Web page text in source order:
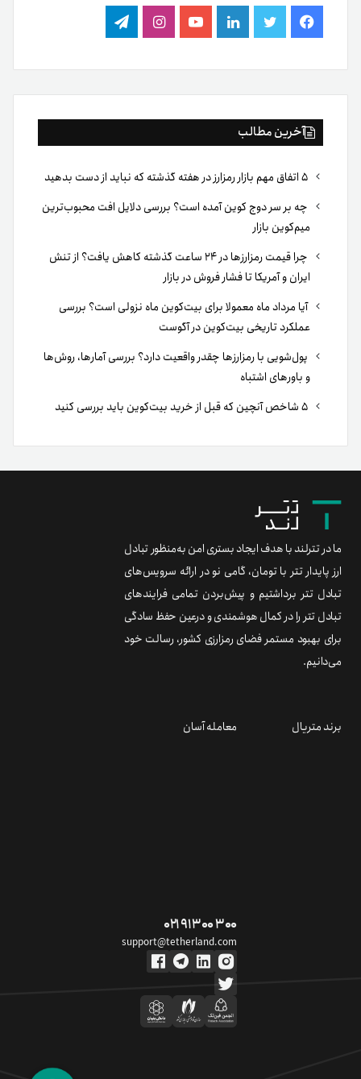
فیس
بوک
توییتر لینکدینیوتیوباینستاگرام
تلگرام
آخرین مطالب
چه بر سر دوج کوین آمده است؟ بررسی دلایل افت محبوب‌ترین
میم‌کوین بازار
چرا قیمت رمزارزها در ۲۴ ساعت گذشته کاهش یافت؟ از تنش
ایران و آمریکا تا فشار فروش در بازار
آیا مرداد ماه معمولا برای بیت‌کوین ماه نزولی است؟ بررسی
عملکرد تاریخی بیت‌کوین در آگوست
پول‌شویی با رمزارزها چقدر واقعیت دارد؟ بررسی آمارها، روش‌ها
و باورهای اشتباه
ما در تترلند با هدف ایجاد بستری امن به‌منظور تبادل
ارز پایدار تتر با تومان، گامی نو در ارائه سرویس‌های
تبادل تتر برداشتیم و پیش‌بردن تمامی فرایندهای
تبادل تتر را در کمال هوشمندی و درعین حفظ سادگی
برای بهبود مستمر فضای رمزارزی کشور، رسالت خود
می‌دانیم.
برند متریال معامله آسان
۰۲۱ ۹۱ ۳۰۰ ۳۰۰
support@tetherland.com